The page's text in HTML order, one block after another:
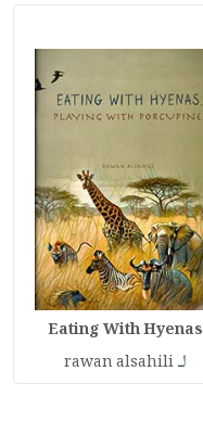
Eating With Hyenas
لـrawan alsahili